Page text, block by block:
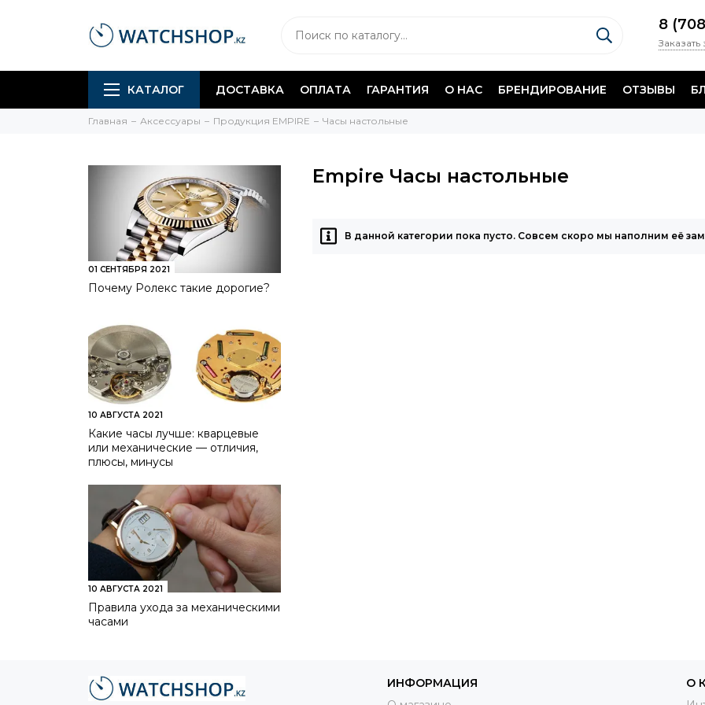
8
КАТАЛОГ ДОСТАВКА ОПЛАТА ГАРАНТИЯ О НАС БРЕНДИРОВАНИЕ ОТЗЫВЫ
Главная Аксессуары Продукция EMPIRE Часы настольные
01 СЕНТЯБРЯ 2021
Почему Ролекс такие дорогие?
10 АВГУСТА 2021
Какие часы лучше: кварцевые
или механические — отличия,
плюсы, минусы
10 АВГУСТА 2021
Правила ухода за механическими
часами
Empire Часы настольные
В данной категории пока пусто. Совсем скоро мы наполним её
ИНФОРМАЦИЯ
О